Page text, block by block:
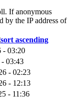
If anonymous
by the IP address of
03:20
03:43
- 02:23
- 12:13
- 11:36